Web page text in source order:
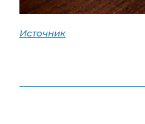
Источник